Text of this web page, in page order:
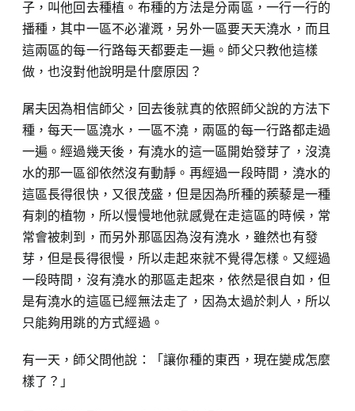
子，叫他回去種植。布種的方法是分兩區，一行一行的
播種，其中一區不必灌溉，另外一區要天天澆水，而且
這兩區的每一行路每天都要走一遍。師父只教他這樣
做，也沒對他說明是什麼原因？
屠夫因為相信師父，回去後就真的依照師父說的方法下
種，每天一區澆水，一區不澆，兩區的每一行路都走過
一遍。經過幾天後，有澆水的這一區開始發芽了，沒澆
水的那一區卻依然沒有動靜。再經過一段時間，澆水的
這區長得很快，又很茂盛，但是因為所種的蒺藜是一種
有刺的植物，所以慢慢地他就感覺在走這區的時候，常
常會被刺到，而另外那區因為沒有澆水，雖然也有發
芽，但是長得很慢，所以走起來就不覺得怎樣。又經過
一段時間，沒有澆水的那區走起來，依然是很自如，但
是有澆水的這區已經無法走了，因為太過於刺人，所以
只能夠用跳的方式經過。
有一天，師父問他說：「讓你種的東西，現在變成怎麼
樣了？」